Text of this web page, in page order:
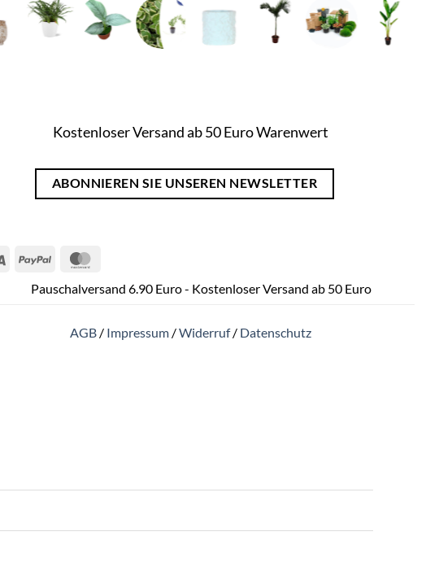
Kostenloser Versand ab 50 Euro Warenwert
ABONNIEREN SIE UNSEREN NEWSLETTER
Visa PayPal
Pauschalversand 6.90 Euro - Kostenloser Versand ab 50 Euro
AGB / Impressum /Widerruf/ Datenschutz